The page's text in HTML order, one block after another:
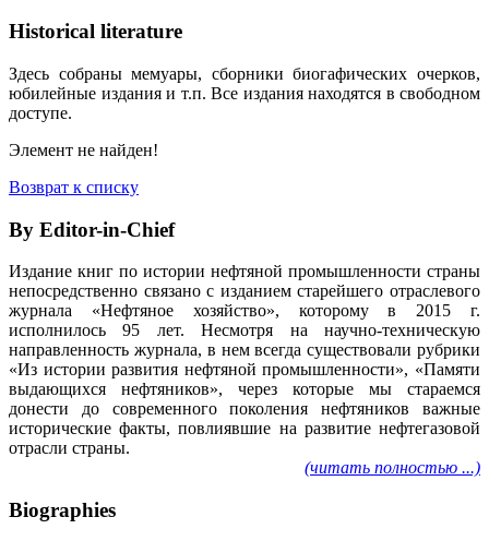
Historical literature
Здесь собраны мемуары, сборники биогафических очерков,
юбилейные издания и т.п. Все издания находятся в свободном
доступе.
Элемент не найден!
Возврат к списку
By Editor-in-Chief
Издание книг по истории нефтяной промышленности страны
непосредственно связано с изданием старейшего отраслевого
журнала «Нефтяное хозяйство», которому в 2015 г.
исполнилось 95 лет. Несмотря на научно-техническую
направленность журнала, в нем всегда существовали рубрики
«Из истории развития нефтяной промышленности», «Памяти
выдающихся нефтяников», через которые мы стараемся
донести до современного поколения нефтяников важные
исторические факты, повлиявшие на развитие нефтегазовой
отрасли страны.
(читать полностью ...)
Biographies